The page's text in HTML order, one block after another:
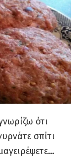
ότι
σπίτι